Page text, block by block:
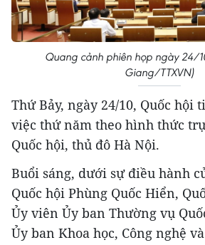
Quang cảnh phiên họp ngày 24/
Giang/TTXVN)
Thứ Bảy, ngày 24/10, Quốc hội
việc thứ năm theo hình thức
Quốc hội, thủ đô Hà Nội.
Buổi sáng, dưới sự điều hành
Quốc hội Phùng Quốc Hiển,
Ủy viên Ủy ban Thường vụ
Ủy ban Khoa học, Công nghệ